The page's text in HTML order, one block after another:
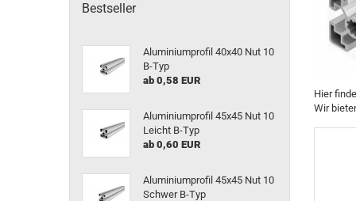
Hier
Wir
Bestseller
Aluminiumprofil 40x40 Nut 10
B-Typ
ab 0,58 EUR
Aluminiumprofil 45x45 Nut 10
Leicht B-Typ
ab 0,60 EUR
Aluminiumprofil 45x45 Nut 10
Schwer B-Typ